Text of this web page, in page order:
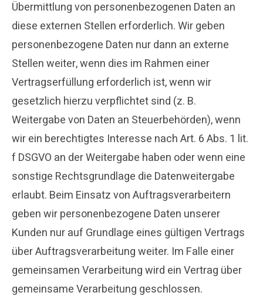
Übermittlung von personenbezogenen Daten an
diese externen Stellen erforderlich. Wir geben
personenbezogene Daten nur dann an externe
Stellen weiter, wenn dies im Rahmen einer
Vertragserfüllung erforderlich ist, wenn wir
gesetzlich hierzu verpflichtet sind (z. B.
Weitergabe von Daten an Steuerbehörden), wenn
wir ein berechtigtes Interesse nach Art. 6 Abs. 1 lit.
f DSGVO an der Weitergabe haben oder wenn eine
sonstige Rechtsgrundlage die Datenweitergabe
erlaubt. Beim Einsatz von Auftragsverarbeitern
geben wir personenbezogene Daten unserer
Kunden nur auf Grundlage eines gültigen Vertrags
über Auftragsverarbeitung weiter. Im Falle einer
gemeinsamen Verarbeitung wird ein Vertrag über
gemeinsame Verarbeitung geschlossen.